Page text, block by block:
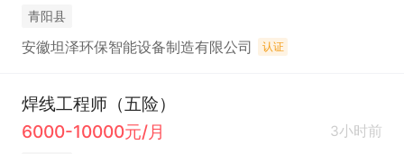
青阳县
安徽坦泽环保智能设备制造有限公司 认证
焊线工程师（五险）
6000-10000元/月
3小时前